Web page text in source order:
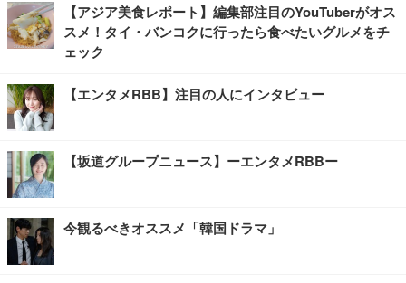
【アジア美食レポート】編集部注目のYouTuberがオス
スメ！タイ・バンコクに行ったら食べたいグルメをチ
ェック
【エンタメRBB】注目の人にインタビュー
【坂道グループニュース】ーエンタメRBBー
今観るべきオススメ「韓国ドラマ」